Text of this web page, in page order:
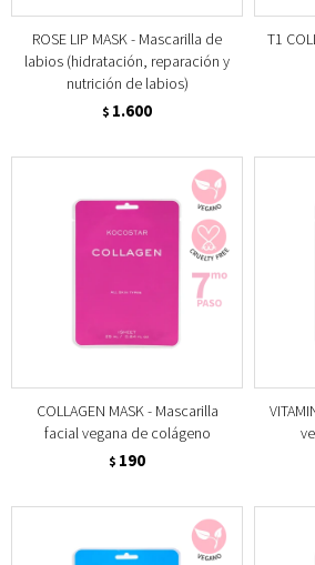
ROSE LIP MASK - Mascarilla de
labios (hidratación, reparación y
nutrición de labios)
$ 1.600
T1
COLLAGEN MASK - Mascarilla
facial vegana de colágeno
$ 190